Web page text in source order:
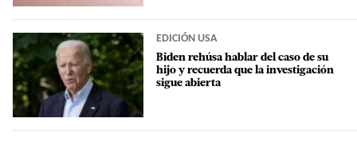
EDICIÓN USA
Biden rehúsa hablar del caso de su
hijo y recuerda que la investigación
sigue abierta